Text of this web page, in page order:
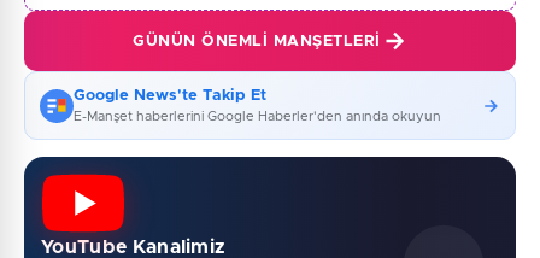
GÜNÜN ÖNEMLI MANŞETLERI
Google News'te Takip Et
E-Manşet haberlerini Google Haberler'den anında okuyun
YouTube Kanalimiz